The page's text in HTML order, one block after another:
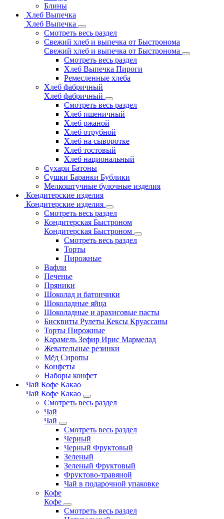
Блины
Хлеб Выпечка
Хлеб Выпечка
Смотреть весь раздел
Свежий хлеб и выпечка от Быстронома
Свежий хлеб и выпечка от Быстронома
Смотреть весь раздел
Хлеб Выпечка Пироги
Ремесленные хлеба
Хлеб фабричный
Хлеб фабричный
Смотреть весь раздел
Хлеб пшеничный
Хлеб ржаной
Хлеб отрубной
Хлеб на сыворотке
Хлеб тостовый
Хлеб национальный
Сухари Батоны
Сушки Баранки Бублики
Мелкоштучные булочные изделия
Кондитерские изделия
Кондитерские изделия
Смотреть весь раздел
Кондитерская Быстроном
Кондитерская Быстроном
Смотреть весь раздел
Торты
Пирожные
Вафли
Печенье
Пряники
Шоколад и батончики
Шоколадные яйца
Шоколадные и арахисовые пасты
Бисквиты Рулеты Кексы Круассаны
Торты Пирожные
Карамель Зефир Ирис Мармелад
Жевательные резинки
Мёд Сиропы
Конфеты
Наборы конфет
Чай Кофе Какао
Чай Кофе Какао
Смотреть весь раздел
Чай
Чай
Смотреть весь раздел
Черный
Черный Фруктовый
Зеленый
Зеленый Фруктовый
Фруктово-травяной
Чай в подарочной упаковке
Кофе
Кофе
Смотреть весь раздел